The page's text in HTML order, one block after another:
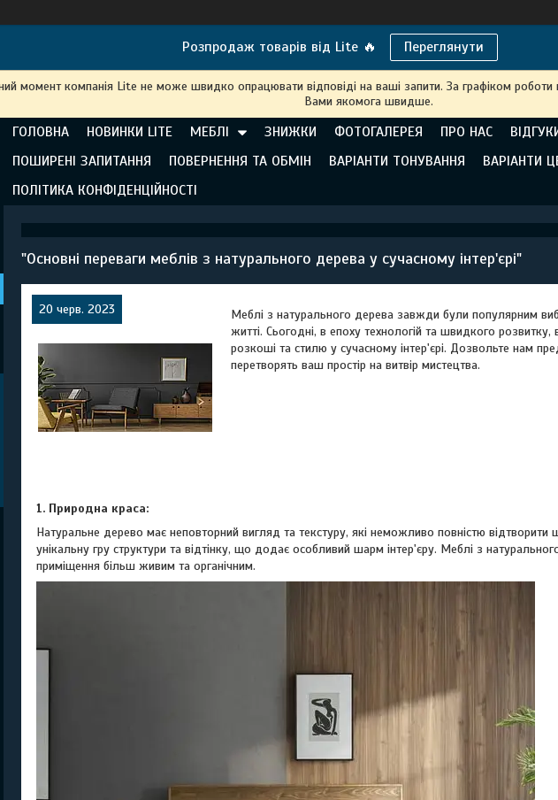
Розпродаж товарів від Lite 🔥 Переглянути
момент компанія Lite не може швидко опрацювати відповіді на ваші запити. За графіком
Вами якомога швидше.
ГОЛОВНА НОВИНКИ LITE МЕБЛІ ЗНИЖКИ ФОТОГАЛЕРЕЯ ПРО НАС
ПОШИРЕНІ ЗАПИТАННЯ
ПОВЕРНЕННЯ ТА ОБМІН ВАРІАНТИ ТОНУВАННЯ ВАРІАНТИ
ПОЛІТИКА КОНФІДЕНЦІЙНОСТІ
"Основні переваги меблів з натурального дерева у сучасному інтер'єрі"
20 черв. 2023
Меблі з натурального дерева завжди були популярним
житті. Сьогодні, в епоху технологій та швидкого
розкоші та стилю у сучасному інтер'єрі. Дозвольте нам
перетворять ваш простір на витвір мистецтва.
1. Природна краса:
Натуральне дерево має неповторний вигляд та текстуру, які неможливо повністю
унікальну гру структури та відтінку, що додає особливий шарм інтер'єру. Меблі з
приміщення більш живим та органічним.